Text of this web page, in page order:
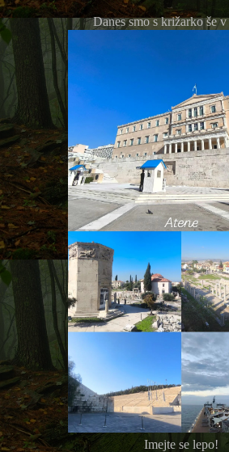
Danes smo s križarko še
Imejte se lepo!